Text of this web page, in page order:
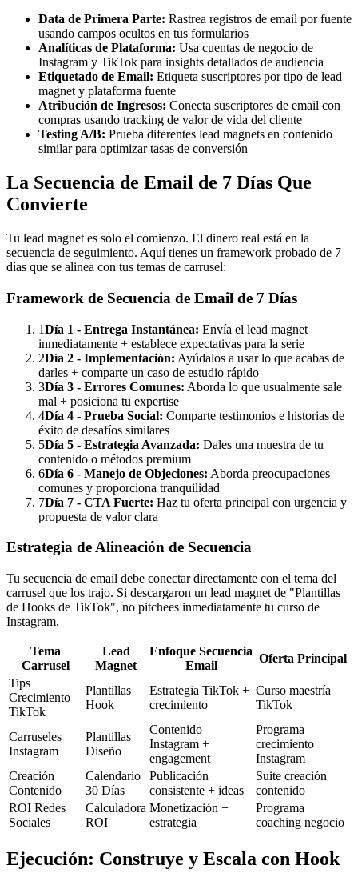
Data de Primera Parte: Rastrea registros de email por fuente
usando campos ocultos en tus formularios
Analíticas de Plataforma: Usa cuentas de negocio de
Instagram y TikTok para insights detallados de audiencia
Etiquetado de Email: Etiqueta suscriptores por tipo de lead
magnet y plataforma fuente
Atribución de Ingresos: Conecta suscriptores de email con
compras usando tracking de valor de vida del cliente
Testing A/B: Prueba diferentes lead magnets en contenido
similar para optimizar tasas de conversión
La Secuencia de Email de 7 Días Que
Convierte
Tu lead magnet es solo el comienzo. El dinero real está en la
secuencia de seguimiento. Aquí tienes un framework probado de 7
días que se alinea con tus temas de carrusel:
Framework de Secuencia de Email de 7 Días
1Día 1 - Entrega Instantánea: Envía el lead magnet
inmediatamente + establece expectativas para la serie
2Día 2 - Implementación: Ayúdalos a usar lo que acabas de
darles + comparte un caso de estudio rápido
3Día 3 - Errores Comunes: Aborda lo que usualmente sale
mal + posiciona tu expertise
4Día 4 - Prueba Social: Comparte testimonios e historias de
éxito de desafíos similares
5Día 5 - Estrategia Avanzada: Dales una muestra de tu
contenido o métodos premium
6Día 6 - Manejo de Objeciones: Aborda preocupaciones
comunes y proporciona tranquilidad
7Día 7 - CTA Fuerte: Haz tu oferta principal con urgencia y
propuesta de valor clara
Estrategia de Alineación de Secuencia
Tu secuencia de email debe conectar directamente con el tema del
carrusel que los trajo. Si descargaron un lead magnet de "Plantillas
de Hooks de TikTok", no pitchees inmediatamente tu curso de
Instagram.
Tema
Carrusel
Lead
Magnet
Enfoque Secuencia
Email
Oferta Principal
Tips
Crecimiento
TikTok
Plantillas
Hook
Estrategia TikTok +
crecimiento
Curso maestría
TikTok
Carruseles
Instagram
Plantillas
Diseño
Contenido
Instagram +
engagement
Programa
crecimiento
Instagram
Creación
Contenido
Calendario
30 Días
Publicación
consistente + ideas
Suite creación
contenido
ROI Redes
Sociales
Calculadora
ROI
Monetización +
estrategia
Programa
coaching negocio
Ejecución: Construye y Escala con Hook